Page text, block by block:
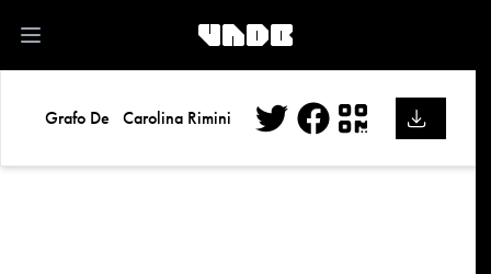
Open main menu
Grafo De Carolina Rimini
Facebook